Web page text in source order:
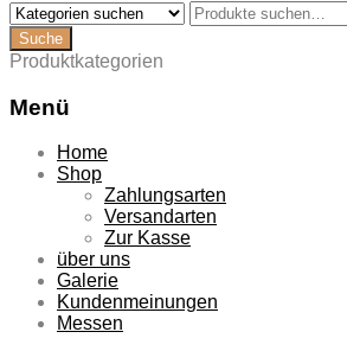
Produktkategorien
Menü
Zum
Inhalt
Home
Shop
Zahlungsarten
Versandarten
Zur Kasse
über uns
Galerie
Kundenmeinungen
Messen